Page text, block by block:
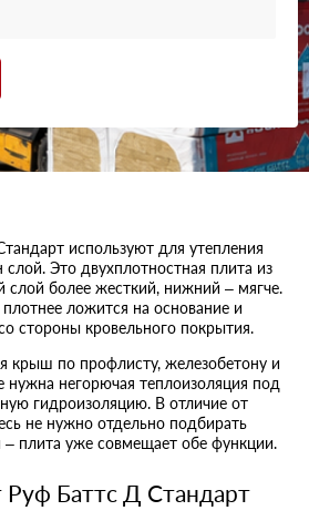
используют для утепления
слой. Это двухплотностная плита из
слой более жесткий, нижний – мягче.
ложится на основание и
стороны кровельного покрытия.
крыш по профлисту, железобетону и
нужна негорючая теплоизоляция под
гидроизоляцию. В отличие от
не нужно отдельно подбирать
плита уже совмещает обе функции.
Руф Баттс Д Стандарт